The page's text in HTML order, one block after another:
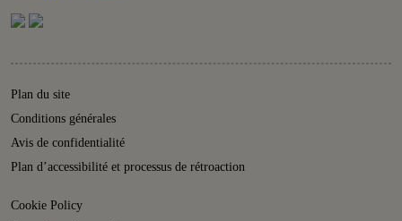
Plan du site
Conditions générales
Avis de confidentialité
Plan d’accessibilité et processus de rétroaction
Cookie Policy